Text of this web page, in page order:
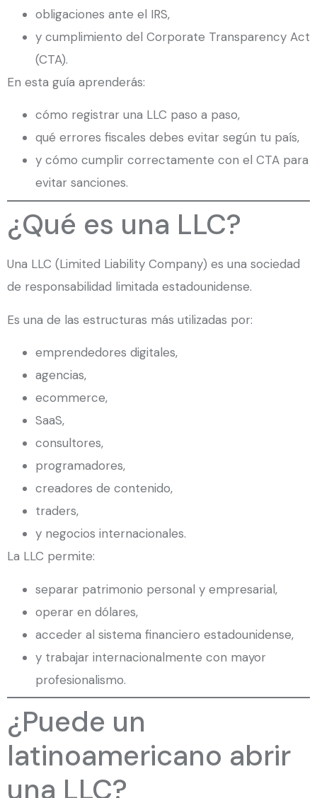
obligaciones ante el IRS,
y cumplimiento del Corporate Transparency Act
(CTA).
En esta guía aprenderás:
cómo registrar una LLC paso a paso,
qué errores fiscales debes evitar según tu país,
y cómo cumplir correctamente con el CTA para
evitar sanciones.
¿Qué es una LLC?
Una LLC (Limited Liability Company) es una sociedad
de responsabilidad limitada estadounidense.
Es una de las estructuras más utilizadas por:
emprendedores digitales,
agencias,
ecommerce,
SaaS,
consultores,
programadores,
creadores de contenido,
traders,
y negocios internacionales.
La LLC permite:
separar patrimonio personal y empresarial,
operar en dólares,
acceder al sistema financiero estadounidense,
y trabajar internacionalmente con mayor
profesionalismo.
¿Puede un
latinoamericano abrir
una LLC?